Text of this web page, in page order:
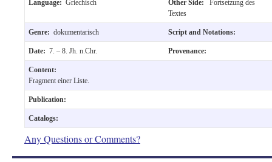
Language: Griechisch Other Side:
Fortsetzung des
Textes
Genre: dokumentarisch Script and Notations:
Date: 7. – 8. Jh. n.Chr. Provenance:
Content:
Fragment einer Liste.
Publication:
Catalogs:
Any Questions or Comments?